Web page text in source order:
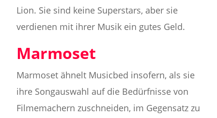
Lion. Sie sind keine Superstars, aber sie
verdienen mit ihrer Musik ein gutes Geld.
Marmoset
Marmoset ähnelt Musicbed insofern, als sie
ihre Songauswahl auf die Bedürfnisse von
Filmemachern zuschneiden, im Gegensatz zu